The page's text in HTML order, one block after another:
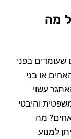
מה
בפני
או בני
עשוי
והיבטי
מה
למנוע